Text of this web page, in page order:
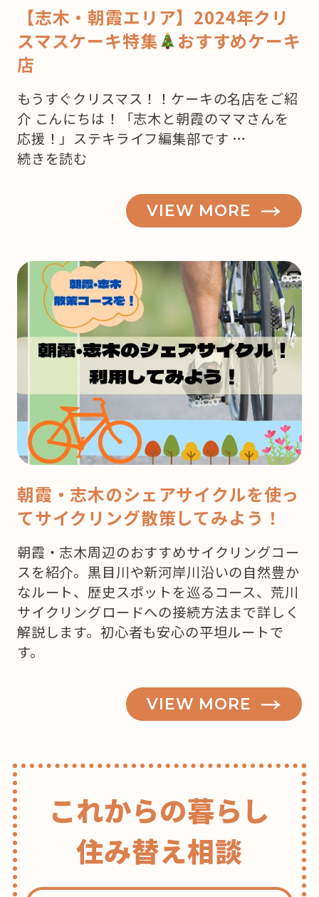
【志木・朝霞エリア】2024年クリ
スマスケーキ特集
おすすめケーキ
店
もうすぐクリスマス！！ケーキの名店をご紹
介 こんにちは！「志木と朝霞のママさんを
応援！」ステキライフ編集部です …
“【志
う
来
月
ク
マ
ス！
ど
こ
ケ
ー
を
買
お
う
か
な？”
続きを読む
VIEW MORE
朝霞・志木のシェアサイクルを使っ
てサイクリング散策してみよう！
朝霞・志木周辺のおすすめサイクリングコー
スを紹介。黒目川や新河岸川沿いの自然豊か
なルート、歴史スポットを巡るコース、荒川
サイクリングロードへの接続方法まで詳しく
解説します。初心者も安心の平坦ルートで
す。
VIEW MORE
これからの暮らし
住み替え相談